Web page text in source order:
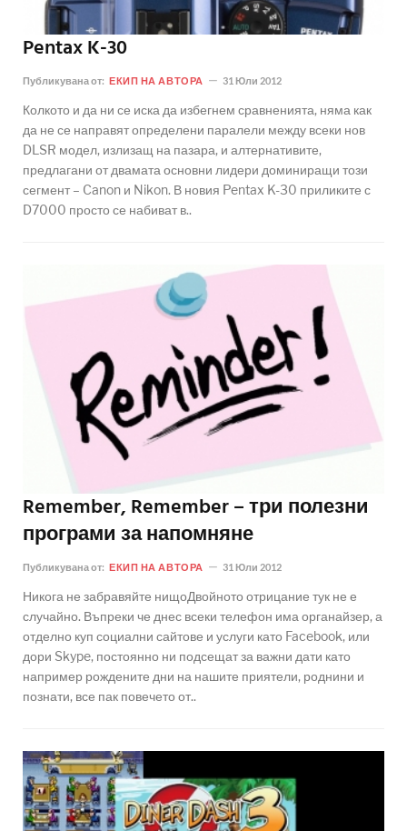
Pentax K-30
Публикувана от: ЕКИП НА АВТОРА 31 Юли 2012
Колкото и да ни се иска да избегнем сравненията, няма как
да не се направят определени паралели между всеки нов
DLSR модел, излизащ на пазара, и алтернативите,
предлагани от двамата основни лидери доминиращи този
сегмент – Canon и Nikon. В новия Pentax K-30 приликите с
D7000 просто се набиват в..
Remember, Remember – три полезни
програми за напомняне
Публикувана от: ЕКИП НА АВТОРА 31 Юли 2012
Никога не забравяйте нищоДвойното отрицание тук не е
случайно. Въпреки че днес всеки телефон има органайзер, а
отделно куп социални сайтове и услуги като Facebook, или
дори Skype, постоянно ни подсещат за важни дати като
например рождените дни на нашите приятели, роднини и
познати, все пак повечето от..